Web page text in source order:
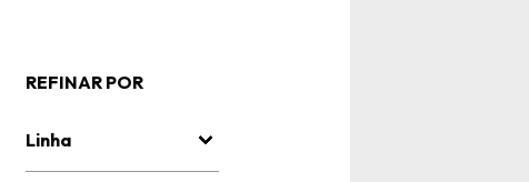
REFINAR POR
Linha